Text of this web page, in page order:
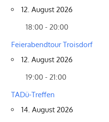
12. August 2026
18:00 - 20:00
Feierabendtour Troisdorf
12. August 2026
19:00 - 21:00
TADü-Treffen
14. August 2026